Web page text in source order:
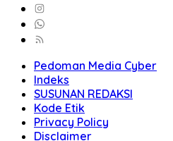
Pedoman Media Cyber
Indeks
SUSUNAN REDAKSI
Kode Etik
Privacy Policy
Disclaimer